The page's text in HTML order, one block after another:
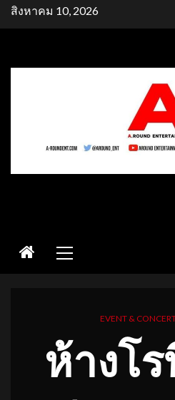
Skipสิงหาคม 10, 2026
Menu
EVENT &
ห้างโ